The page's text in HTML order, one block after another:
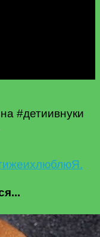
#детиивнуки
жеихлюблюЯ.